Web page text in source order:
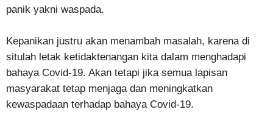
panik yakni waspada.
Kepanikan justru akan menambah masalah, karena di
situlah letak ketidaktenangan kita dalam menghadapi
bahaya Covid-19. Akan tetapi jika semua lapisan
masyarakat tetap menjaga dan meningkatkan
kewaspadaan terhadap bahaya Covid-19.